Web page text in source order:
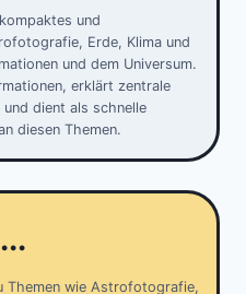
und
Erde, Klima und
und dem Universum.
erklärt zentrale
dient als schnelle
diesen Themen.
Themen wie Astrofotografie,